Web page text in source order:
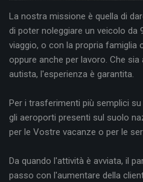
La nostra missione è quella di
di poter noleggiare un veicolo da
viaggio, o con la propria famiglia
oppure anche per lavoro. Che sia
autista, l'esperienza è garantita.
Per i trasferimenti più semplici
gli aeroporti presenti sul suolo
per le Vostre vacanze o per le
Da quando l'attività è avviata, il
passo con l'aumentare della